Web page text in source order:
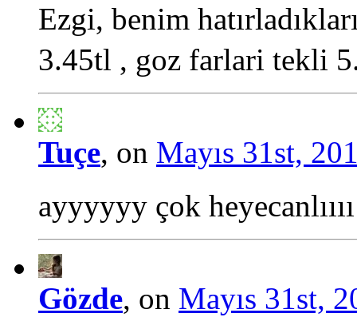
Ezgi, benim
3.45tl , goz farlari tekli
Tuçe, on Mayıs 31st,
ayyyyyy çok
Gözde, on Mayıs 31st,